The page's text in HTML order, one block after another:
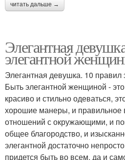
читать дальше →
Элегантная
элегантной
Элегантная девушка. 10
Быть элегантной женщиной -
красиво и стильно одеваться,
хорошие манеры, и правильное
отношений с окружающими, и
общее благородство, и
элегантной достаточно
придется быть во всем, да и